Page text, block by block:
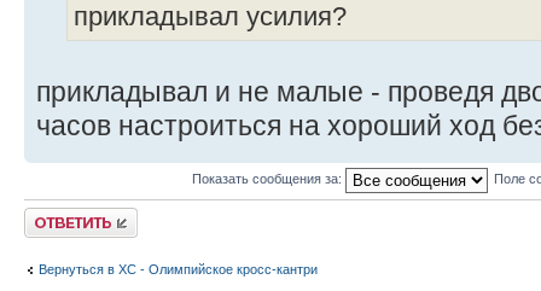
прикладывал усилия?
прикладывал и не малые - проведя
часов настроиться на хороший ход
Показать сообщения за: Поле
Ответить
Вернуться в XC - Олимпийское кросс-кантри